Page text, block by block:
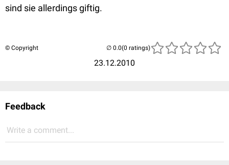
sind sie allerdings giftig.
© Copyright
23.12.2010
(0 ratings)
Feedback
Write a comment...